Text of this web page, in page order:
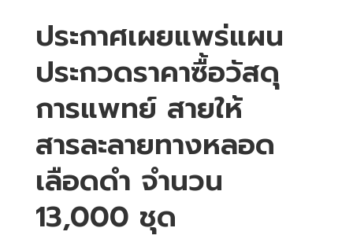
ประกาศเผยแพร่แผน
ประกวดราคาซื้อวัสดุ
การแพทย์ สายให้
สารละลายทางหลอด
เลือดดำ จำนวน
13,000 ชุด